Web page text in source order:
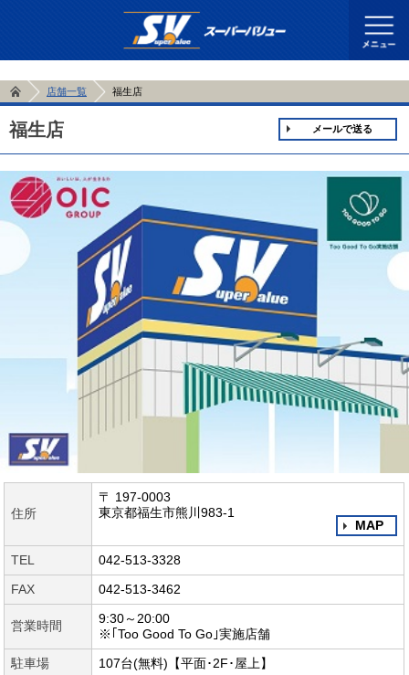
店舗一覧 福生店
福生店 メールで送る
住所
〒 197-0003
東京都福生市熊川983-1
MAP
TEL 042-513-3328
FAX 042-513-3462
営業時間
9:30～20:00
※｢Too Good To Go｣実施店舗
駐車場 107台(無料)【平面･2F･屋上】